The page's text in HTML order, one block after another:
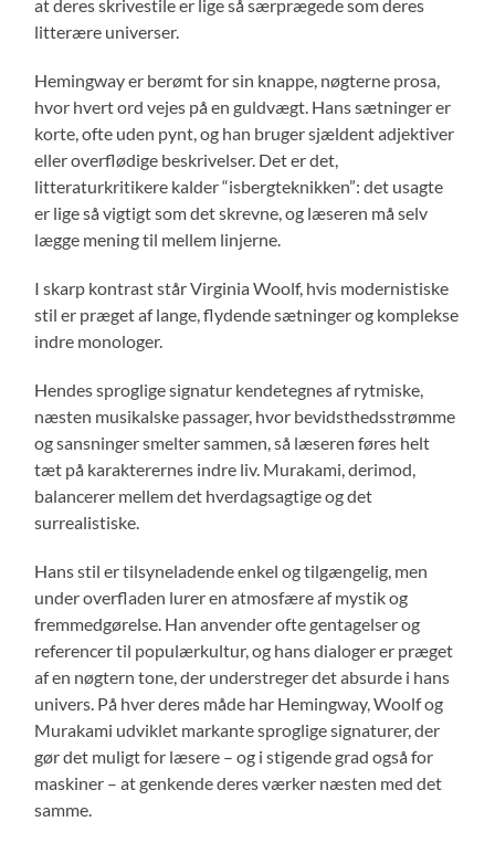
at deres skrivestile er lige så særprægede som deres
litterære universer.
Hemingway er berømt for sin knappe, nøgterne prosa,
hvor hvert ord vejes på en guldvægt. Hans sætninger er
korte, ofte uden pynt, og han bruger sjældent adjektiver
eller overflødige beskrivelser. Det er det,
litteraturkritikere kalder “isbergteknikken”: det usagte
er lige så vigtigt som det skrevne, og læseren må selv
lægge mening til mellem linjerne.
I skarp kontrast står Virginia Woolf, hvis modernistiske
stil er præget af lange, flydende sætninger og komplekse
indre monologer.
Hendes sproglige signatur kendetegnes af rytmiske,
næsten musikalske passager, hvor bevidsthedsstrømme
og sansninger smelter sammen, så læseren føres helt
tæt på karakterernes indre liv. Murakami, derimod,
balancerer mellem det hverdagsagtige og det
surrealistiske.
Hans stil er tilsyneladende enkel og tilgængelig, men
under overfladen lurer en atmosfære af mystik og
fremmedgørelse. Han anvender ofte gentagelser og
referencer til populærkultur, og hans dialoger er præget
af en nøgtern tone, der understreger det absurde i hans
univers. På hver deres måde har Hemingway, Woolf og
Murakami udviklet markante sproglige signaturer, der
gør det muligt for læsere – og i stigende grad også for
maskiner – at genkende deres værker næsten med det
samme.